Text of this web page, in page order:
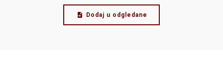
Dodaj u odgledane